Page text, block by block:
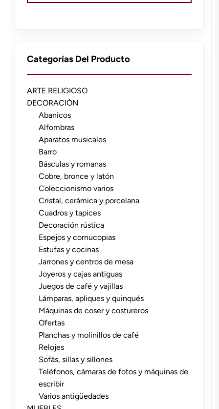
Categorías Del Producto
ARTE RELIGIOSO
DECORACIÓN
Abanicos
Alfombras
Aparatos musicales
Barro
Básculas y romanas
Cobre, bronce y latón
Coleccionismo varios
Cristal, cerámica y porcelana
Cuadros y tapices
Decoración rústica
Espejos y cornucopias
Estufas y cocinas
Jarrones y centros de mesa
Joyeros y cajas antiguas
Juegos de café y vajillas
Lámparas, apliques y quinqués
Máquinas de coser y costureros
Ofertas
Planchas y molinillos de café
Relojes
Sofás, sillas y sillones
Teléfonos, cámaras de fotos y máquinas de
escribir
Varios antigüedades